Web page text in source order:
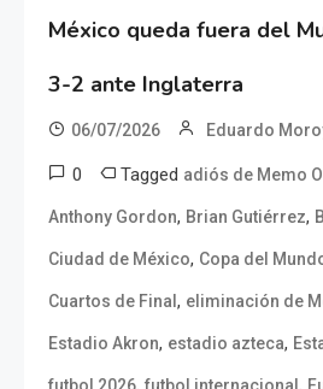
México queda fuera del
3-2 ante Inglaterra
06/07/2026 Eduardo
0 Tagged adiós de Memo
Anthony Gordon, Brian Gutiérrez,
Ciudad de México, Copa del
Cuartos de Final , eliminación de
Estadio Akron, estadio azteca,